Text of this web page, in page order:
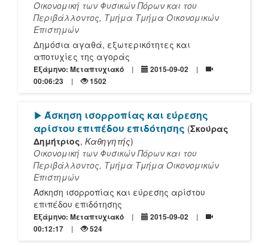
Οικονομική των Φυσικών Πόρων και του
Περιβάλλοντος, Τμήμα Τμήμα Οικονομικών
Επιστημών
Δημόσια αγαθά, εξωτερικότητες και
αποτυχίες της αγοράς
Εξάμηνο: Μεταπτυχιακό
2015-09-02
00:06:23
1502
[Play]
Άσκηση ισορροπίας και εύρεσης
αρίστου επιπέδου επιδότησης (Σκούρας
Δημήτριος, Καθηγητής)
Οικονομική των Φυσικών Πόρων και του
Περιβάλλοντος, Τμήμα Τμήμα Οικονομικών
Επιστημών
Άσκηση ισορροπίας και εύρεσης αρίστου
επιπέδου επιδότησης
Εξάμηνο: Μεταπτυχιακό
2015-09-02
00:12:17
524